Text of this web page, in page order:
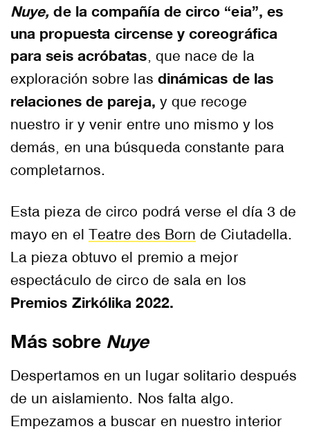
Nuye,de la compañía de circo “eia”, es
una propuesta circense y coreográfica
para seis acróbatas , que nace de la
exploración sobre las dinámicas de las
relaciones de pareja, y que recoge
nuestro ir y venir entre uno mismo y los
demás, en una búsqueda constante para
completarnos.
Esta pieza de circo podrá verse el día 3 de
mayo en el Teatre des Born de Ciutadella.
La pieza obtuvo el premio a mejor
espectáculo de circo de sala en los
Premios Zirkólika 2022.
Más sobre Nuye
Despertamos en un lugar solitario después
de un aislamiento. Nos falta algo.
Empezamos a buscar en nuestro interior